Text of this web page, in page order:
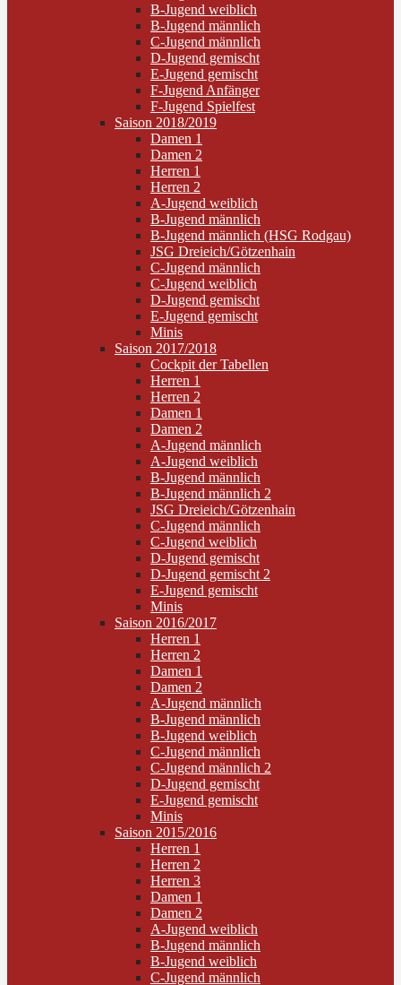
B-Jugend weiblich
B-Jugend männlich
C-Jugend männlich
D-Jugend gemischt
E-Jugend gemischt
F-Jugend Anfänger
F-Jugend Spielfest
Saison 2018/2019
Damen 1
Damen 2
Herren 1
Herren 2
A-Jugend weiblich
B-Jugend männlich
B-Jugend männlich (HSG Rodgau)
JSG Dreieich/Götzenhain
C-Jugend männlich
C-Jugend weiblich
D-Jugend gemischt
E-Jugend gemischt
Minis
Saison 2017/2018
Cockpit der Tabellen
Herren 1
Herren 2
Damen 1
Damen 2
A-Jugend männlich
A-Jugend weiblich
B-Jugend männlich
B-Jugend männlich 2
JSG Dreieich/Götzenhain
C-Jugend männlich
C-Jugend weiblich
D-Jugend gemischt
D-Jugend gemischt 2
E-Jugend gemischt
Minis
Saison 2016/2017
Herren 1
Herren 2
Damen 1
Damen 2
A-Jugend männlich
B-Jugend männlich
B-Jugend weiblich
C-Jugend männlich
C-Jugend männlich 2
D-Jugend gemischt
E-Jugend gemischt
Minis
Saison 2015/2016
Herren 1
Herren 2
Herren 3
Damen 1
Damen 2
A-Jugend weiblich
B-Jugend männlich
B-Jugend weiblich
C-Jugend männlich